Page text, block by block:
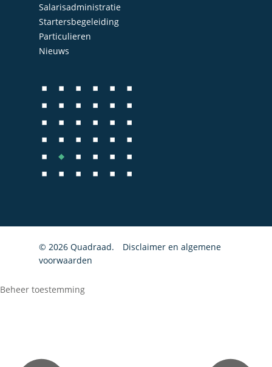
Salarisadministratie
Startersbegeleiding
Particulieren
Nieuws
© 2026 Quadraad.
Disclaimer en algemene
voorwaarden
Beheer toestemming